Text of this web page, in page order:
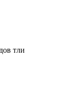
тли